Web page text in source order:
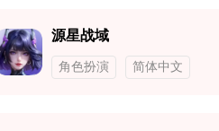
源星战域
角色扮演 简体中文